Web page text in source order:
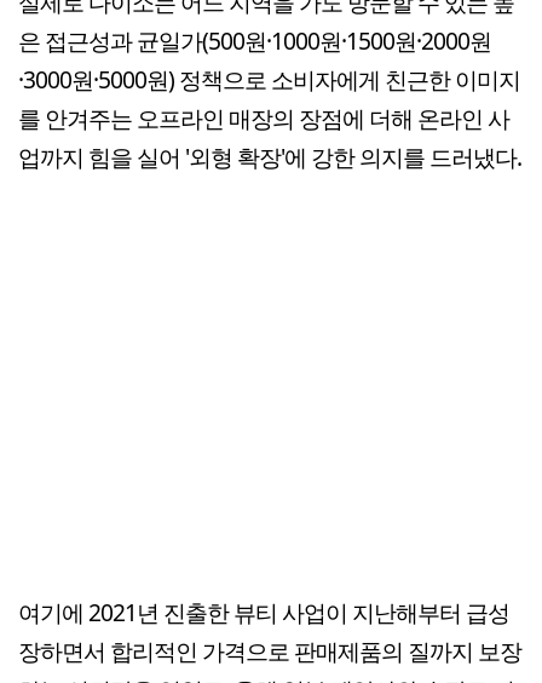
은 접근성과 균일가(500원·1000원·1500원·2000원
·3000원·5000원) 정책으로 소비자에게 친근한 이미지
를 안겨주는 오프라인 매장의 장점에 더해 온라인 사
업까지 힘을 실어 '외형 확장'에 강한 의지를 드러냈다.
여기에 2021년 진출한 뷰티 사업이 지난해부터 급성
장하면서 합리적인 가격으로 판매제품의 질까지 보장